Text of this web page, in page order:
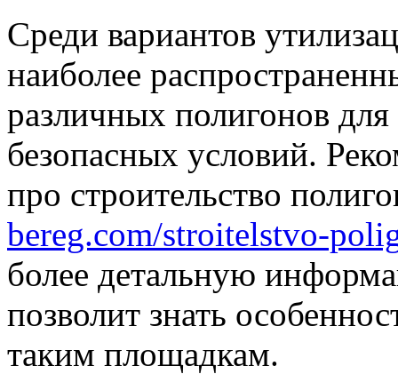
Среди вариантов
наиболее
различных полигонов
безопасных условий.
про строительство
bereg.com/stroitelstvo-
более детальную
позволит знать
таким площадкам.